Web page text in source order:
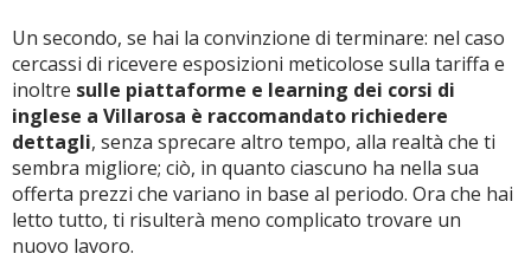
Un secondo, se hai la convinzione di terminare: nel caso
cercassi di ricevere esposizioni meticolose sulla tariffa e
inoltre sulle piattaforme e learning dei corsi di
inglese a Villarosa è raccomandato richiedere
dettagli, senza sprecare altro tempo, alla realtà che ti
sembra migliore; ciò, in quanto ciascuno ha nella sua
offerta prezzi che variano in base al periodo. Ora che hai
letto tutto, ti risulterà meno complicato trovare un
nuovo lavoro.